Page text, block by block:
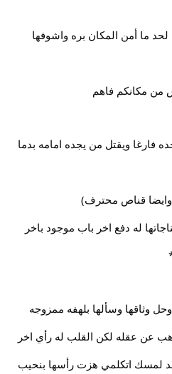
ما أمن المكان بره واشوفها
من مكانكم فاهم
فارغا ويقتل من يجده امامه بدما
قناص محترف)
له دفع اخر باب موجود باخر
وثاقها وسألها بلهفه ممزوجه
عن عقله لكن القلب له رأي اخر
لمسك اتكلمي هزت رأسها بنحيب